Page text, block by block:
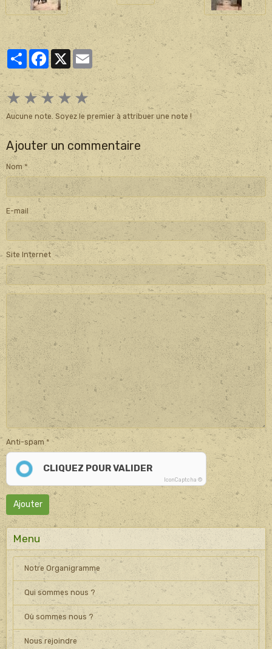
PartagerFacebook
X Email
★ ★★★★
Aucune note. Soyez le premier à attribuer une note !
Ajouter un commentaire
Nom
E-mail
Site Internet
Anti-spam
CLIQUEZ POUR VALIDER
IconCaptcha ©
Ajouter
Menu
Notre Organigramme
Qui sommes nous ?
Où sommes nous ?
Nous rejoindre